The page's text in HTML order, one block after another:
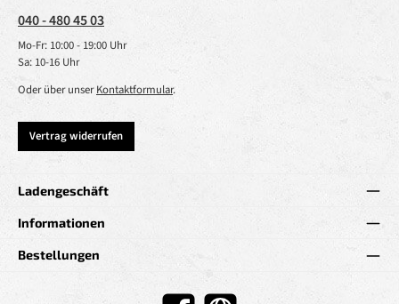
040 - 480 45 03
Mo-Fr: 10:00 - 19:00 Uhr
Sa: 10-16 Uhr
Oder über unserKontaktformular.
Vertrag widerrufen
Ladengeschäft
Informationen
Bestellungen